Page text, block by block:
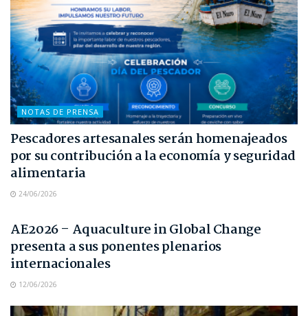
NOTAS DE PRENSA
Pescadores artesanales serán homenajeados
por su contribución a la economía y seguridad
alimentaria
24/06/2026
AE2026 – Aquaculture in Global Change
presenta a sus ponentes plenarios
internacionales
12/06/2026